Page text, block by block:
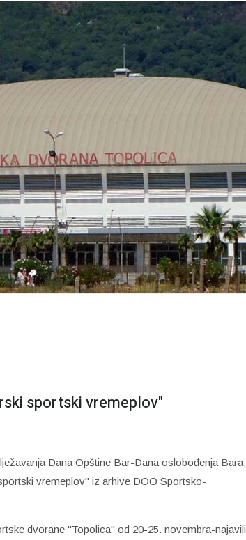
sportski vremeplov"
Dana Opštine Bar-Dana oslobođenja Bara,
vremeplov" iz arhive DOO Sportsko-
dvorane "Topolica" od 20-25. novembra-najavili